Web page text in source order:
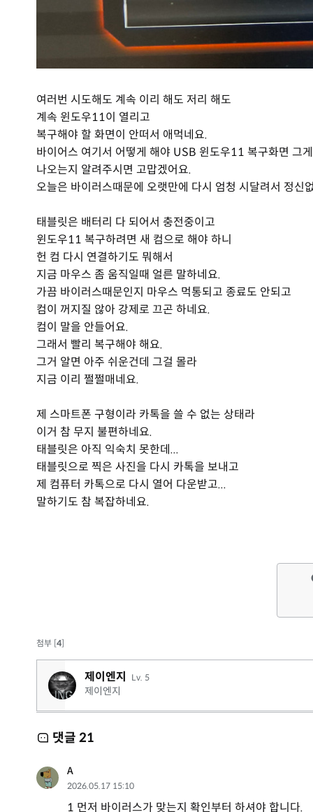
여러번 시도해도 계속 이리 해도 저리 해도
계속 윈도우11이 열리고
복구해야 할 화면이 안떠서 애먹네요.
바이어스 여기서 어떻게 해야 USB 윈도우11 복구화면 그
나오는지 알려주시면 고맙겠어요.
오늘은 바이러스때문에 오랫만에 다시 엄청 시달려서 정신
태블릿은 배터리 다 되어서 충전중이고
윈도우11 복구하려면 새 컴으로 해야 하니
헌 컴 다시 연결하기도 뭐해서
지금 마우스 좀 움직일때 얼른 말하네요.
가끔 바이러스때문인지 마우스 먹통되고 종료도 안되고
컴이 꺼지질 않아 강제로 끄곤 하네요.
컴이 말을 안들어요.
그래서 빨리 복구해야 해요.
그거 알면 아주 쉬운건데 그걸 몰라
지금 이리 쩔쩔매네요.
제 스마트폰 구형이라 카톡을 쓸 수 없는 상태라
이거 참 무지 불편하네요.
태블릿은 아직 익숙치 못한데...
태블릿으로 찍은 사진을 다시 카톡을 보내고
제 컴퓨터 카톡으로 다시 열어 다운받고...
말하기도 참 복잡하네요.
첨부 [4]
제이엔지 Lv. 5
제이엔지
댓글 21
A
2026.05.17 15:10
1 먼저 바이러스가 맞는지 확인부터 하셔야 합니다.